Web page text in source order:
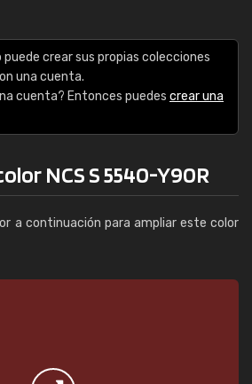
puede crear sus propias colecciones
una cuenta.
cuenta? Entonces puedes crear una
NCS S 5540-Y90R
a continuación para ampliar este color